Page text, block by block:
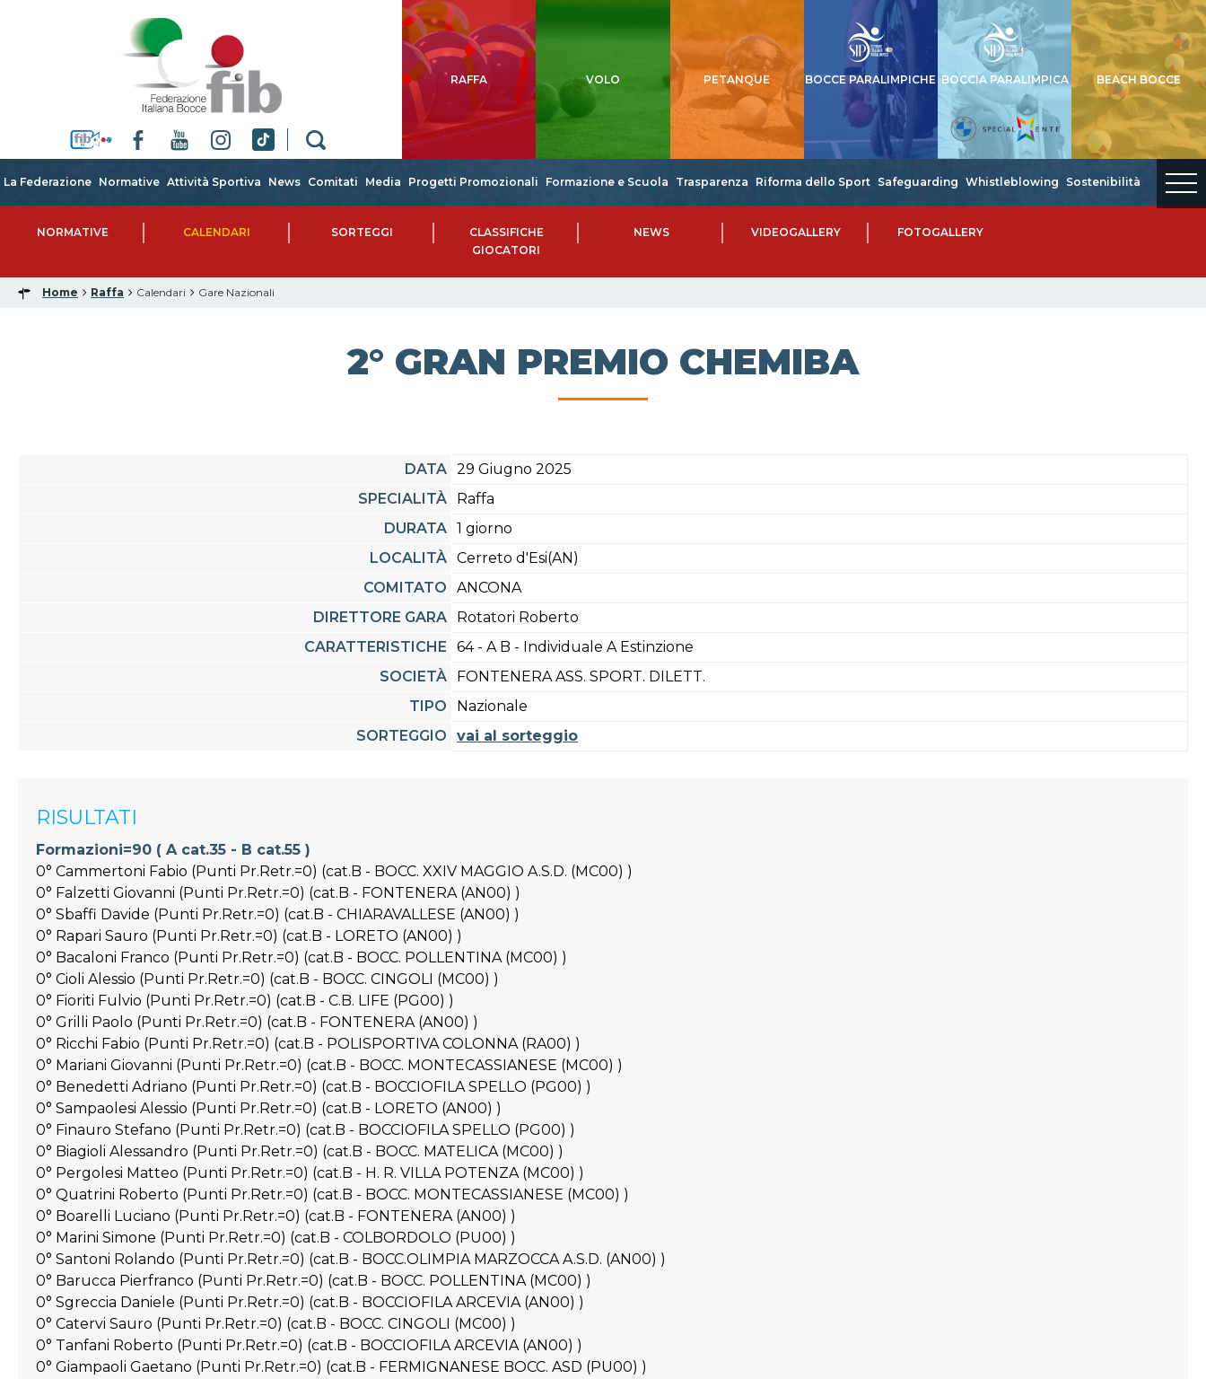
RAFFA VOLO PETANQUE BOCCE PARALIMPICHE BOCCIA PARALIMPICA BEACH BOCCE
La Federazione Normative Attività Sportiva News Comitati Media Progetti Promozionali Formazione e Scuola Trasparenza Riforma dello Sport Safeguarding Whistleblowing Sostenibilità
NORMATIVE CALENDARI SORTEGGI
CLASSIFICHE
GIOCATORI
NEWS VIDEOGALLERY FOTOGALLERY
Home Raffa Calendari Gare Nazionali
2° GRAN PREMIO CHEMIBA
DATA 29 Giugno 2025
SPECIALITÀ
Raffa
DURATA 1 giorno
LOCALITÀ Cerreto d'Esi(AN)
COMITATO
ANCONA
DIRETTORE GARA
Rotatori Roberto
CARATTERISTICHE
64 - A B - Individuale A Estinzione
SOCIETÀ
FONTENERA ASS. SPORT. DILETT.
TIPO
Nazionale
SORTEGGIO
vai al sorteggio
RISULTATI
Formazioni=90 ( A cat.35 - B cat.55 )
0° Cammertoni Fabio (Punti Pr.Retr.=0) (cat.B - BOCC. XXIV MAGGIO A.S.D. (MC00) )
0° Falzetti Giovanni (Punti Pr.Retr.=0) (cat.B - FONTENERA (AN00) )
0° Sbaffi Davide (Punti Pr.Retr.=0) (cat.B - CHIARAVALLESE (AN00) )
0° Rapari Sauro (Punti Pr.Retr.=0) (cat.B - LORETO (AN00) )
0° Bacaloni Franco (Punti Pr.Retr.=0) (cat.B - BOCC. POLLENTINA (MC00) )
0° Cioli Alessio (Punti Pr.Retr.=0) (cat.B - BOCC. CINGOLI (MC00) )
0° Fioriti Fulvio (Punti Pr.Retr.=0) (cat.B - C.B. LIFE (PG00) )
0° Grilli Paolo (Punti Pr.Retr.=0) (cat.B - FONTENERA (AN00) )
0° Ricchi Fabio (Punti Pr.Retr.=0) (cat.B - POLISPORTIVA COLONNA (RA00) )
0° Mariani Giovanni (Punti Pr.Retr.=0) (cat.B - BOCC. MONTECASSIANESE (MC00) )
0° Benedetti Adriano (Punti Pr.Retr.=0) (cat.B - BOCCIOFILA SPELLO (PG00) )
0° Sampaolesi Alessio (Punti Pr.Retr.=0) (cat.B - LORETO (AN00) )
0° Finauro Stefano (Punti Pr.Retr.=0) (cat.B - BOCCIOFILA SPELLO (PG00) )
0° Biagioli Alessandro (Punti Pr.Retr.=0) (cat.B - BOCC. MATELICA (MC00) )
0° Pergolesi Matteo (Punti Pr.Retr.=0) (cat.B - H. R. VILLA POTENZA (MC00) )
0° Quatrini Roberto (Punti Pr.Retr.=0) (cat.B - BOCC. MONTECASSIANESE (MC00) )
0° Boarelli Luciano (Punti Pr.Retr.=0) (cat.B - FONTENERA (AN00) )
0° Marini Simone (Punti Pr.Retr.=0) (cat.B - COLBORDOLO (PU00) )
0° Santoni Rolando (Punti Pr.Retr.=0) (cat.B - BOCC.OLIMPIA MARZOCCA A.S.D. (AN00) )
0° Barucca Pierfranco (Punti Pr.Retr.=0) (cat.B - BOCC. POLLENTINA (MC00) )
0° Sgreccia Daniele (Punti Pr.Retr.=0) (cat.B - BOCCIOFILA ARCEVIA (AN00) )
0° Catervi Sauro (Punti Pr.Retr.=0) (cat.B - BOCC. CINGOLI (MC00) )
0° Tanfani Roberto (Punti Pr.Retr.=0) (cat.B - BOCCIOFILA ARCEVIA (AN00) )
0° Giampaoli Gaetano (Punti Pr.Retr.=0) (cat.B - FERMIGNANESE BOCC. ASD (PU00) )